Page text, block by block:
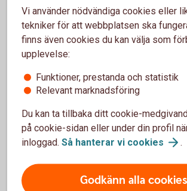
Årsmötesprotokoll
Varje år behöver våra föreningskunder
årsmötesprotokoll.
I protokollet ska det tydligt framgå
hur föreningen tecknas (var för sig
Protokollen ska vara undertecknade
inskick.
foreningar@kindaydresparbank.se
Vi använder nödvändiga cookies eller
tekniker för att webbplatsen ska
finns även cookies du kan välja som
upplevelse:
Funktioner, prestanda och statistik
Relevant marknadsföring
Du kan ta tillbaka ditt cookie-
på cookie-sidan eller under din profil
inloggad. Så hanterar vi cookies .
Godkänn alla cookies